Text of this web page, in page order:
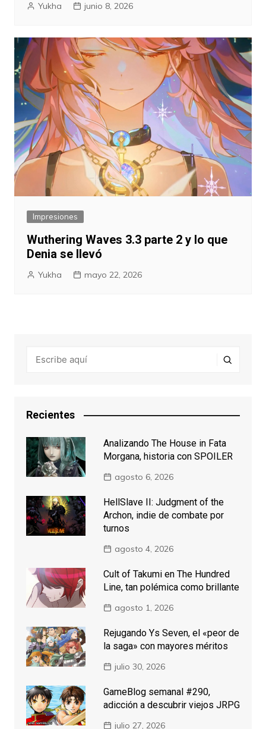
Yukha junio 8, 2026
Impresiones
Wuthering Waves 3.3 parte 2 y lo que
Denia se llevó
Yukha mayo 22, 2026
Recientes
Analizando The House in Fata
Morgana, historia con SPOILER
agosto 6, 2026
HellSlave II: Judgment of the
Archon, indie de combate por
turnos
agosto 4, 2026
Cult of Takumi en The Hundred
Line, tan polémica como brillante
agosto 1, 2026
Rejugando Ys Seven, el «peor de
la saga» con mayores méritos
julio 30, 2026
GameBlog semanal #290,
adicción a descubrir viejos JRPG
julio 27, 2026